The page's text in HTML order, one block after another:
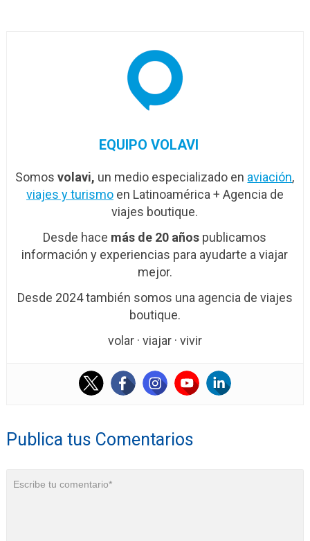
EQUIPO VOLAVI
Somosvolavi, un medio especializado en aviación,
viajes y turismoen Latinoamérica + Agencia de
viajes boutique.
Desde hace más de 20 años publicamos
información y experiencias para ayudarte a viajar
mejor.
Desde 2024 también somos una agencia de viajes
boutique.
volar · viajar · vivir
Publica tus Comentarios